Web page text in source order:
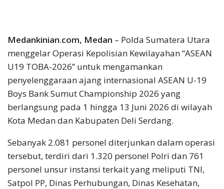
Medankinian.com, Medan – Polda Sumatera Utara
menggelar Operasi Kepolisian Kewilayahan “ASEAN
U19 TOBA-2026” untuk mengamankan
penyelenggaraan ajang internasional ASEAN U-19
Boys Bank Sumut Championship 2026 yang
berlangsung pada 1 hingga 13 Juni 2026 di wilayah
Kota Medan dan Kabupaten Deli Serdang.
Sebanyak 2.081 personel diterjunkan dalam operasi
tersebut, terdiri dari 1.320 personel Polri dan 761
personel unsur instansi terkait yang meliputi TNI,
Satpol PP, Dinas Perhubungan, Dinas Kesehatan,